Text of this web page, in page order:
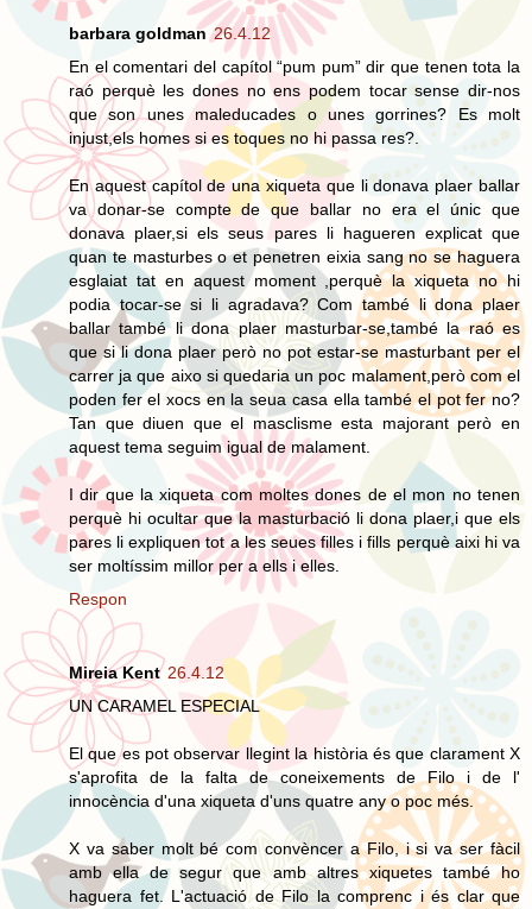
barbara goldman 26.4.12
En el comentari del capítol “pum pum” dir que tenen tota la
raó perquè les dones no ens podem tocar sense dir-nos
que son unes maleducades o unes gorrines? Es molt
injust,els homes si es toques no hi passa res?.
En aquest capítol de una xiqueta que li donava plaer ballar
va donar-se compte de que ballar no era el únic que
donava plaer,si els seus pares li hagueren explicat que
quan te masturbes o et penetren eixia sang no se haguera
esglaiat tat en aquest moment ,perquè la xiqueta no hi
podia tocar-se si li agradava? Com també li dona plaer
ballar també li dona plaer masturbar-se,també la raó es
que si li dona plaer però no pot estar-se masturbant per el
carrer ja que aixo si quedaria un poc malament,però com el
poden fer el xocs en la seua casa ella també el pot fer no?
Tan que diuen que el masclisme esta majorant però en
aquest tema seguim igual de malament.
I dir que la xiqueta com moltes dones de el mon no tenen
perquè hi ocultar que la masturbació li dona plaer,i que els
pares li expliquen tot a les seues filles i fills perquè aixi hi va
ser moltíssim millor per a ells i elles.
Respon
Mireia Kent 26.4.12
UN CARAMEL ESPECIAL
El que es pot observar llegint la història és que clarament X
s'aprofita de la falta de coneixements de Filo i de l'
innocència d'una xiqueta d'uns quatre any o poc més.
X va saber molt bé com convèncer a Filo, i si va ser fàcil
amb ella de segur que amb altres xiquetes també ho
haguera fet. L'actuació de Filo la comprenc i és clar que